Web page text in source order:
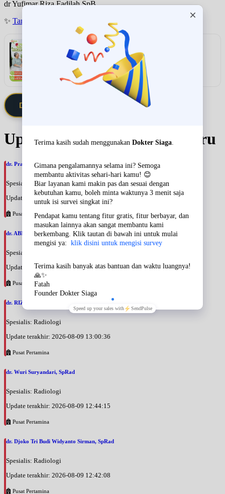
dr Yufimar Riza Fadilah SpB
✨ Tanya jadwal (Respon Cepat)
VITAMEAL Sereal Diabetes Multigrain
Lihat detail & harga →
Daftarkan Saya via Member VIP
Update Jadwal Dokter terbaru
dr. Pradewi Indrijastuti, SpRM
Spesialis: Rehabilitasi Medik
Update terakhir: 2026-08-09 13:06:10
Pusat Pertamina
dr. ABNER PENALEMEN BARUS, SpKFR
Spesialis: Rehabilitasi Medik
Update terakhir: 2026-08-09 13:04:18
Pusat Pertamina
dr. RIZA WIDIASTUTI, SpRad
Spesialis: Radiologi
Update terakhir: 2026-08-09 13:00:36
Pusat Pertamina
dr. Wuri Suryandari, SpRad
Spesialis: Radiologi
Update terakhir: 2026-08-09 12:44:15
Pusat Pertamina
dr. Djoko Tri Budi Widyanto Sirman, SpRad
Spesialis: Radiologi
Update terakhir: 2026-08-09 12:42:08
Pusat Pertamina